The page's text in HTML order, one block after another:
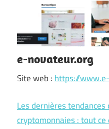
e-novateur.org
Site web : https://
Les dernières
cryptomonnaies : tout